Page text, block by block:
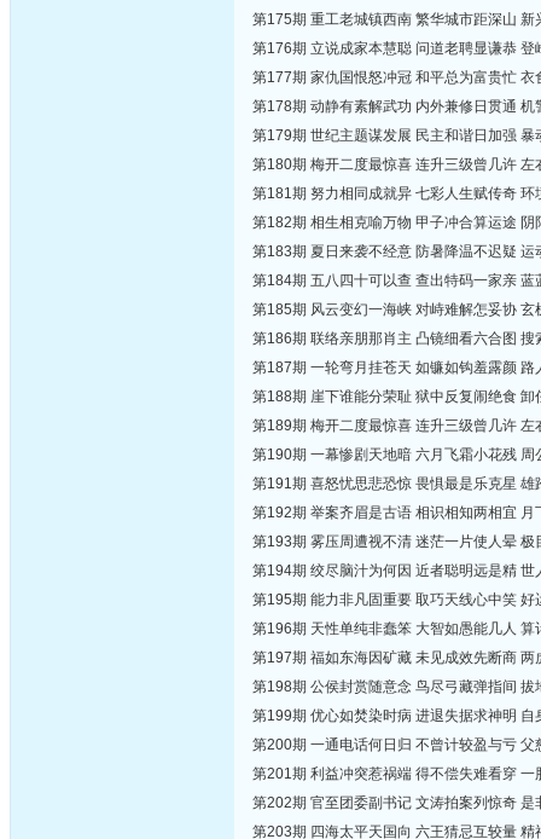
第175期 重工老城镇西南 繁华城市距深山
第176期 立说成家本慧聪 问道老聘显谦恭
第177期 家仇国恨怒冲冠 和平总为富贵忙
第178期 动静有素解武功 内外兼修日贯通
第179期 世纪主题谋发展 民主和谐日加强
第180期 梅开二度最惊喜 连升三级曾几许
第181期 努力相同成就异 七彩人生赋传奇
第182期 相生相克喻万物 甲子冲合算运途
第183期 夏日来袭不经意 防暑降温不迟疑
第184期 五八四十可以查 查出特码一家亲
第185期 风云变幻一海峡 对峙难解怎妥协
第186期 联络亲朋那肖主 凸镜细看六合图
第187期 一轮弯月挂苍天 如镰如钩羞露颜
第188期 崖下谁能分荣耻 狱中反复闹绝食
第189期 梅开二度最惊喜 连升三级曾几许
第190期 一幕惨剧天地暗 六月飞霜小花残
第191期 喜怒忧思悲恐惊 畏惧最是乐克星
第192期 举案齐眉是古语 相识相知两相宜
第193期 雾压周遭视不清 迷茫一片使人晕
第194期 绞尽脑汁为何因 近者聪明远是精
第195期 能力非凡固重要 取巧天线心中笑
第196期 天性单纯非蠢笨 大智如愚能几人
第197期 福如东海因矿藏 未见成效先断商
第198期 公侯封赏随意念 鸟尽弓藏弹指间
第199期 优心如焚染时病 进退失据求神明
第200期 一通电话何日归 不曾计较盈与亏
第201期 利益冲突惹祸端 得不偿失难看穿
第202期 官至团委副书记 文涛拍案列惊奇
第203期 四海太平天国向 六王猜忌互较量